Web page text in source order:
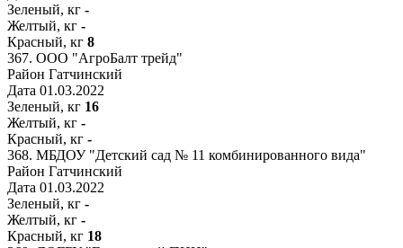
Зеленый, кг -
Желтый, кг -
Красный, кг 8
367. ООО "АгроБалт трейд"
Район Гатчинский
Дата 01.03.2022
Зеленый, кг 16
Желтый, кг -
Красный, кг -
368. МБДОУ "Детский сад № 11 комбинированного вида"
Район Гатчинский
Дата 01.03.2022
Зеленый, кг -
Желтый, кг -
Красный, кг 18